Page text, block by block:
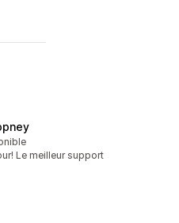
Le meilleur support